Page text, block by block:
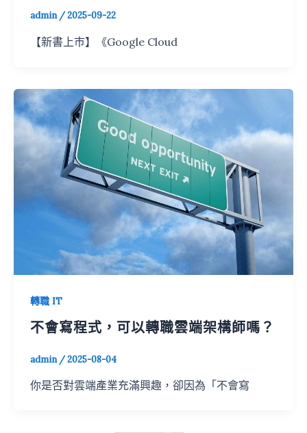
admin /2025-09-22
【新書上巿】《Google Cloud
轉職 IT
不會寫程式，可以轉職雲端架構師嗎？
admin /2025-08-04
你是否對雲端產業充滿興趣，卻因為「不會寫